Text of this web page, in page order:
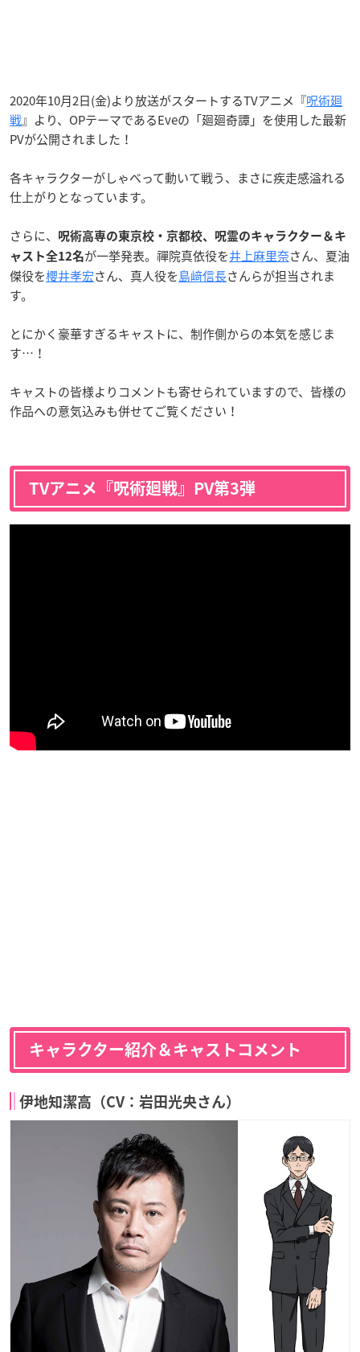
2020年10月2日(金)より放送がスタートするTVアニメ『呪術廻
戦』より、OPテーマであるEveの「廻廻奇譚」を使用した最新
PVが公開されました！
各キャラクターがしゃべって動いて戦う、まさに疾走感溢れる
仕上がりとなっています。
さらに、
呪術高専の東京校・京都校、呪霊のキャラクター＆キ
ャスト全12名が一挙発表。禪院真依役を井上麻里奈さん、夏油
傑役を櫻井孝宏さん、真人役を島﨑信長さんらが担当されま
す。
とにかく豪華すぎるキャストに、制作側からの本気を感じま
す…！
キャストの皆様よりコメントも寄せられていますので、皆様の
作品への意気込みも併せてご覧ください！
TVアニメ『呪術廻戦』PV第3弾
キャラクター紹介＆キャストコメント
伊地知潔高（CV：岩田光央さん）